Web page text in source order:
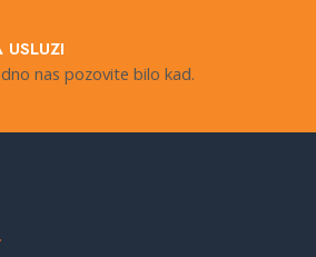
nas pozovite bilo kad.